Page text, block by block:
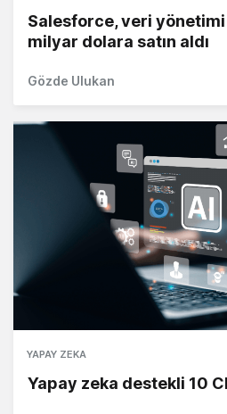
Salesforce, veri
milyar dolara satın aldı
Gözde Ulukan
YAPAY ZEKA
Yapay zeka destekli 10